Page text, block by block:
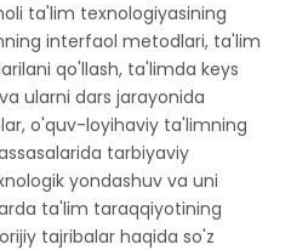
ta'lim texnologiyasining
interfaol metodlari, ta'lim
qo'llash, ta'limda keys
ularni dars jarayonida
o'quv-loyihaviy ta'limning
tarbiyaviy
yondashuv va uni
ta'lim taraqqiyotining
tajribalar haqida so'z